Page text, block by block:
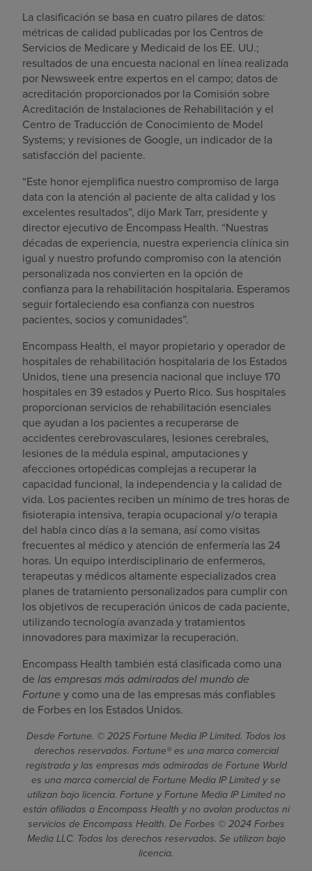
La clasificación se basa en cuatro pilares de datos:
métricas de calidad publicadas por los Centros de
Servicios de Medicare y Medicaid de los EE. UU.;
resultados de una encuesta nacional en línea realizada
por Newsweek entre expertos en el campo; datos de
acreditación proporcionados por la Comisión sobre
Acreditación de Instalaciones de Rehabilitación y el
Centro de Traducción de Conocimiento de Model
Systems; y revisiones de Google, un indicador de la
satisfacción del paciente.
“Este honor ejemplifica nuestro compromiso de larga
data con la atención al paciente de alta calidad y los
excelentes resultados”, dijo Mark Tarr, presidente y
director ejecutivo de Encompass Health. “Nuestras
décadas de experiencia, nuestra experiencia clínica sin
igual y nuestro profundo compromiso con la atención
personalizada nos convierten en la opción de
confianza para la rehabilitación hospitalaria. Esperamos
seguir fortaleciendo esa confianza con nuestros
pacientes, socios y comunidades”.
Encompass Health, el mayor propietario y operador de
hospitales de rehabilitación hospitalaria de los Estados
Unidos, tiene una presencia nacional que incluye 170
hospitales en 39 estados y Puerto Rico. Sus hospitales
proporcionan servicios de rehabilitación esenciales
que ayudan a los pacientes a recuperarse de
accidentes cerebrovasculares, lesiones cerebrales,
lesiones de la médula espinal, amputaciones y
afecciones ortopédicas complejas a recuperar la
capacidad funcional, la independencia y la calidad de
vida. Los pacientes reciben un mínimo de tres horas de
fisioterapia intensiva, terapia ocupacional y/o terapia
del habla cinco días a la semana, así como visitas
frecuentes al médico y atención de enfermería las 24
horas. Un equipo interdisciplinario de enfermeros,
terapeutas y médicos altamente especializados crea
planes de tratamiento personalizados para cumplir con
los objetivos de recuperación únicos de cada paciente,
utilizando tecnología avanzada y tratamientos
innovadores para maximizar la recuperación.
Encompass Health también está clasificada como una
de las empresas más admiradas del mundo de
Fortune y como una de las empresas más confiables
de Forbes en los Estados Unidos.
Desde Fortune. © 2025 Fortune Media IP Limited. Todos los
derechos reservados. Fortune® es una marca comercial
registrada y las empresas más admiradas de Fortune World
es una marca comercial de Fortune Media IP Limited y se
utilizan bajo licencia. Fortune y Fortune Media IP Limited no
están afiliadas a Encompass Health y no avalan productos ni
servicios de Encompass Health. De Forbes © 2024 Forbes
Media LLC. Todos los derechos reservados. Se utilizan bajo
licencia.